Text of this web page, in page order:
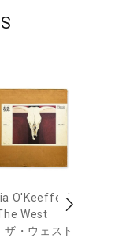
O'Keeffe: In
West
ザ・ウェスト